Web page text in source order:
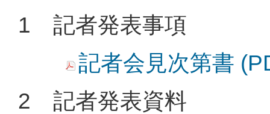
1 記者発表事項
記者会見次第書
2 記者発表資料